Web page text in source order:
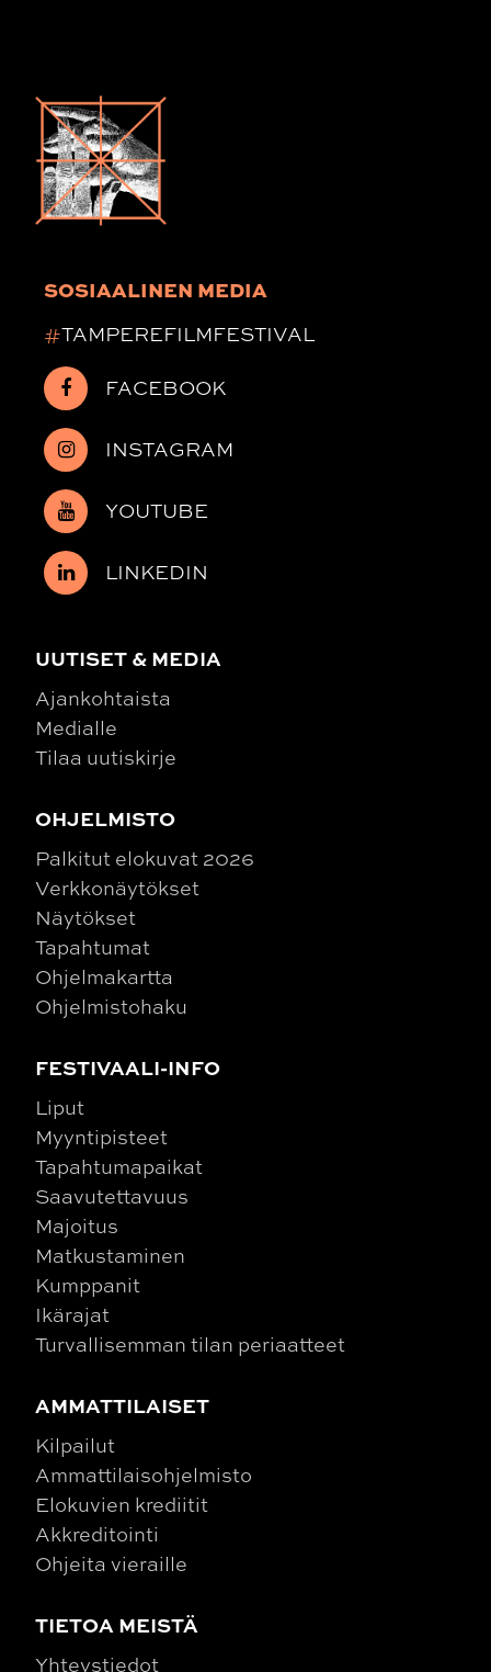
SOSIAALINEN MEDIA
#TAMPEREFILMFESTIVAL
FACEBOOK
INSTAGRAM
YOUTUBE
LINKEDIN
UUTISET & MEDIA
Ajankohtaista
Medialle
Tilaa uutiskirje
OHJELMISTO
Palkitut elokuvat 2026
Verkkonäytökset
Näytökset
Tapahtumat
Ohjelmakartta
Ohjelmistohaku
FESTIVAALI-INFO
Liput
Myyntipisteet
Tapahtumapaikat
Saavutettavuus
Majoitus
Matkustaminen
Kumppanit
Ikärajat
Turvallisemman tilan periaatteet
AMMATTILAISET
Kilpailut
Ammattilaisohjelmisto
Elokuvien krediitit
Akkreditointi
Ohjeita vieraille
TIETOA MEISTÄ
Yhteystiedot